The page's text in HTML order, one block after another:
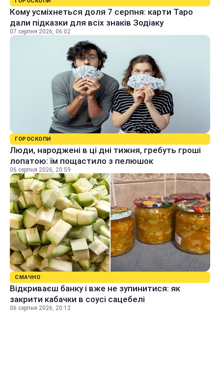
Кому усміхнеться доля 7 серпня: карти Таро
дали підказки для всіх знаків Зодіаку
07 серпня 2026, 06:02
ГОРОСКОПИ
Люди, народжені в ці дні тижня, гребуть гроші
лопатою: їм пощастило з пелюшок
06 серпня 2026, 20:59
СМАЧНО
Відкриваєш банку і вже не зупинитися: як
закрити кабачки в соусі сацебелі
06 серпня 2026, 20:12